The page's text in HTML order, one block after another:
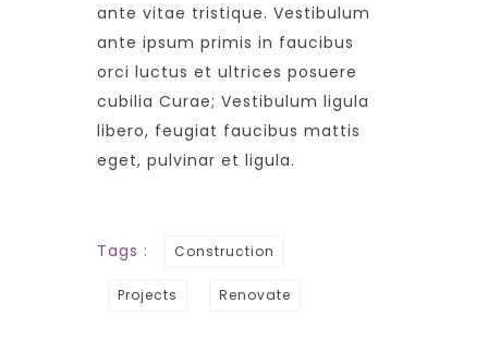
ante vitae tristique. Vestibulum
ante ipsum primis in faucibus
orci luctus et ultrices posuere
cubilia Curae; Vestibulum ligula
libero, feugiat faucibus mattis
eget, pulvinar et ligula.
Tags : Construction
Projects Renovate